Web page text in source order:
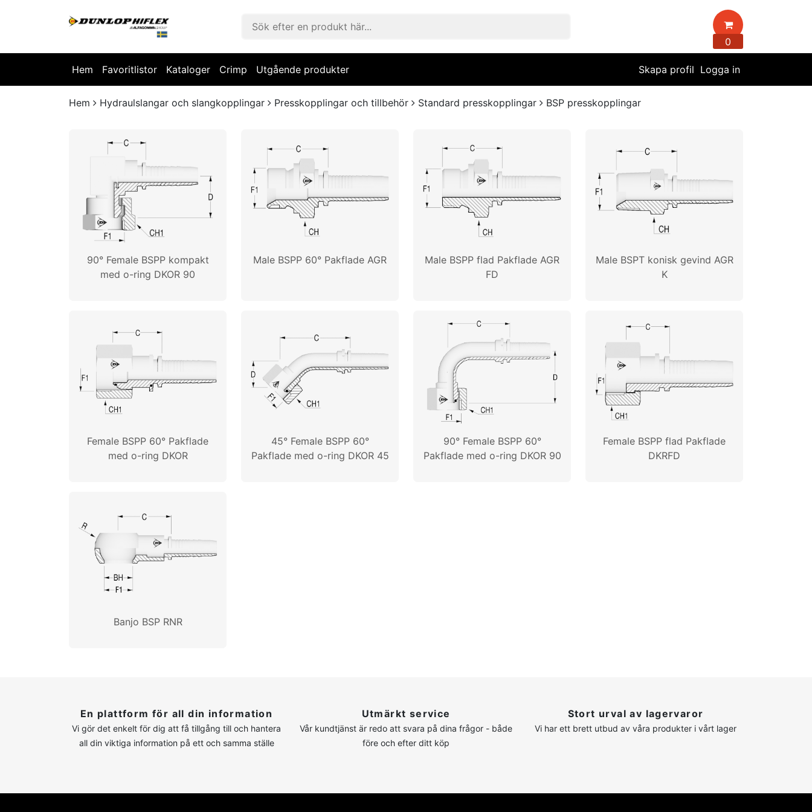
0
Hem Favoritlistor Kataloger Crimp Utgående produkter Logga in
Skapa profil
Hem Hydraulslangar och slangkopplingar Presskopplingar och tillbehör Standard presskopplingar BSP presskopplingar
90° Female BSPP kompakt
med o-ring DKOR 90
Male BSPP 60° Pakflade AGR
Male BSPP flad Pakflade AGR
FD
Male BSPT konisk gevind AGR
K
Female BSPP 60° Pakflade
med o-ring DKOR
45° Female BSPP 60°
Pakflade med o-ring DKOR 45
90° Female BSPP 60°
Pakflade med o-ring DKOR 90
Female BSPP flad Pakflade
DKRFD
Banjo BSP RNR
En plattform för all din information
Vi gör det enkelt för dig att få tillgång till och hantera
all din viktiga information på ett och samma ställe
Utmärkt service
Vår kundtjänst är redo att svara på dina frågor - både
före och efter ditt köp
Stort urval av lagervaror
Vi har ett brett utbud av våra produkter i vårt lager